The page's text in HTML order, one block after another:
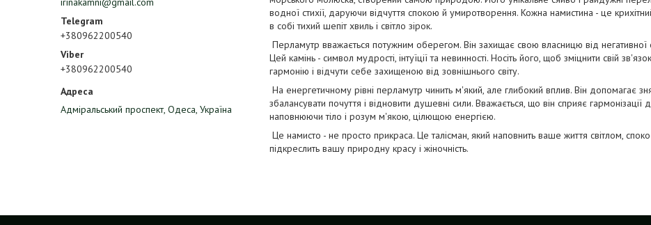
+380962200540
+380962200540
Адміральський проспект, Одеса, Україна
водної стихії, даруючи відчуття спокою й умиротворення. Кожна намистина - це
в собі тихий шепіт хвиль і світло зірок.
Перламутр вважається потужним оберегом. Він захищає свою власницю від негативної
Цей камінь - символ мудрості, інтуїції та невинності. Носіть його, щоб зміцнити свій
гармонію і відчути себе захищеною від зовнішнього світу.
На енергетичному рівні перламутр чинить м'який, але глибокий вплив. Він допомагає
збалансувати почуття і відновити душевні сили. Вважається, що він сприяє гармонізації
наповнюючи тіло і розум м'якою, цілющою енергією.
Це намисто - не просто прикраса. Це талісман, який наповнить ваше життя світлом,
підкреслить вашу природну красу і жіночність.